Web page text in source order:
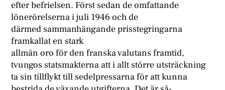
efter befrielsen. Först sedan de omfattande
lönerörelserna i juli 1946 och de
därmed sammanhängande prisstegringarna
framkallat en stark
allmän oro för den franska valutans framtid,
tvungos statsmakterna att i allt större utsträckning
ta sin tillflykt till sedelpressarna för att kunna